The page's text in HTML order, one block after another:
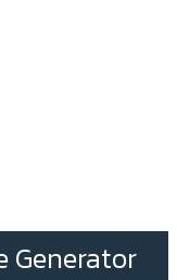
Generator